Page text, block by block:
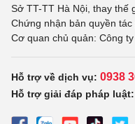
Sở TT-TT Hà Nội, thay thế
Chứng nhận bản quyền
Cơ quan chủ quản: Công
Hỗ trợ về dịch vụ: 0938
Hỗ trợ giải đáp pháp luật: